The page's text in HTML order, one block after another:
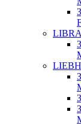
LIBRA